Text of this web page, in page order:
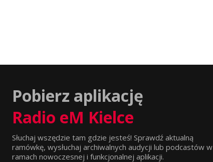
Pobierz aplikację
Radio eM Kielce
Słuchaj wszędzie tam gdzie jesteś! Sprawdź aktualną
ramówkę, wysłuchaj archiwalnych audycji lub podcastów w
ramach nowoczesnej i funkcjonalnej aplikacji.